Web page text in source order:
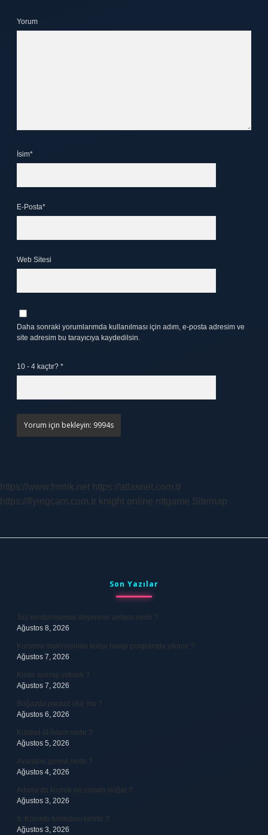
Yorum
İsim*
E-Posta*
Web Sitesi
Daha sonraki yorumlarımda kullanılması için adım, e-posta adresim ve
site adresim bu tarayıcıya kaydedilsin.
10 - 4 kaçtır? *
https://www.frmtrk.net https://atlasnet.com.tr
https://flyingcam.com.tr knight online nttgame Sitemap
Son Yazılar
Toz kondurmamak deyiminin anlamı nedir ?
Ağustos 8, 2026
Kurutma makinesinde kotlar hangi programda yıkanır ?
Ağustos 7, 2026
Kimin averajı yüksek ?
Ağustos 7, 2026
Boğazda parazit olur mu ?
Ağustos 6, 2026
Kubbet-ül-İslam nedir ?
Ağustos 5, 2026
Avarların görevi nedir ?
Ağustos 4, 2026
Adana’da kuyruk ne zaman doğar ?
Ağustos 3, 2026
5. Kolordu komutanı kimdir ?
Ağustos 3, 2026